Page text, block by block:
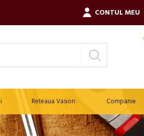
CONTUL MEU
Reteaua Vasion Companie